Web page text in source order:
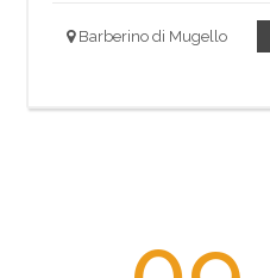
Barberino di Mugello